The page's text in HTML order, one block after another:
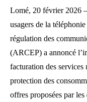
Lomé, 20 février 2026
usagers de la
régulation des
(ARCEP) a annoncé
facturation des services
protection des
offres proposées par